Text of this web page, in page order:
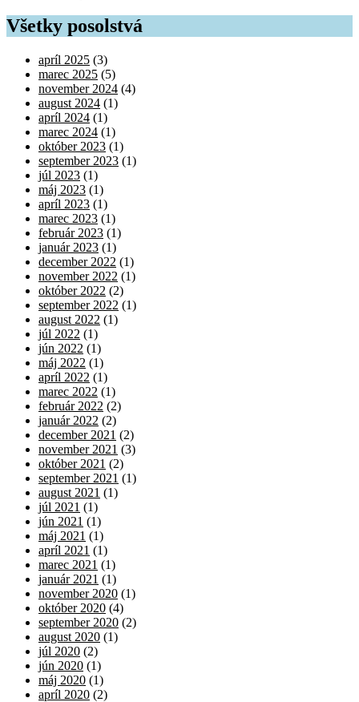
Všetky posolstvá
apríl 2025 (3)
marec 2025 (5)
november 2024 (4)
august 2024 (1)
apríl 2024 (1)
marec 2024 (1)
október 2023 (1)
september 2023 (1)
júl 2023 (1)
máj 2023 (1)
apríl 2023 (1)
marec 2023 (1)
február 2023 (1)
január 2023 (1)
december 2022 (1)
november 2022 (1)
október 2022 (2)
september 2022 (1)
august 2022 (1)
júl 2022 (1)
jún 2022 (1)
máj 2022 (1)
apríl 2022 (1)
marec 2022 (1)
február 2022 (2)
január 2022 (2)
december 2021 (2)
november 2021 (3)
október 2021 (2)
september 2021 (1)
august 2021 (1)
júl 2021 (1)
jún 2021 (1)
máj 2021 (1)
apríl 2021 (1)
marec 2021 (1)
január 2021 (1)
november 2020 (1)
október 2020 (4)
september 2020 (2)
august 2020 (1)
júl 2020 (2)
jún 2020 (1)
máj 2020 (1)
apríl 2020 (2)